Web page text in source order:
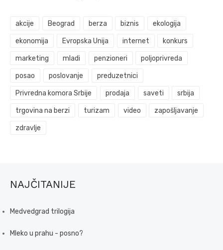
akcije Beograd berza biznis ekologija
ekonomija Evropska Unija internet konkurs
marketing mladi penzioneri poljoprivreda
posao poslovanje preduzetnici
Privredna komora Srbije prodaja saveti srbija
trgovina na berzi turizam video zapošljavanje
zdravlje
NAJČITANIJE
Medvedgrad trilogija
Mleko u prahu - posno?